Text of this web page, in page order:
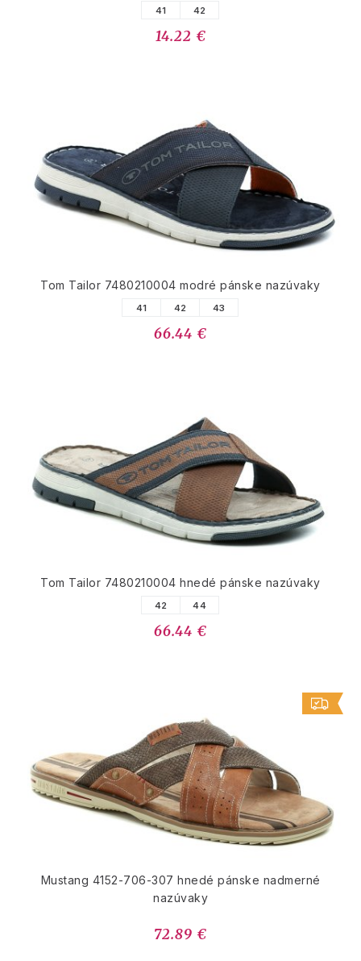
41 42
14.22 €
Tom Tailor 7480210004 modré pánske nazúvaky
41 42 43
66.44 €
Tom Tailor 7480210004 hnedé pánske nazúvaky
42 44
66.44 €
Mustang 4152-706-307 hnedé pánske nadmerné
nazúvaky
72.89 €